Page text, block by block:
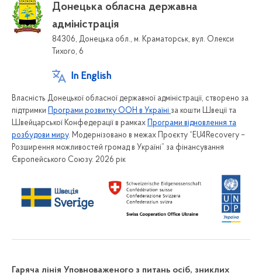
Донецька обласна державна
адміністрація
84306, Донецька обл., м. Краматорськ, вул. Олекси
Тихого, 6
In English
Власність Донецької обласної державної адміністрації, створено за
підтримки
Програми розвитку ООН в Україні за кошти Швеції та
Швейцарської Конфедерації в рамках
Програми відновлення та
розбудови миру. Модернізовано в межах Проєкту “EU4Recovery –
Розширення можливостей громад в Україні” за фінансування
Європейського Союзу. 2026 рік
Гаряча лінія Уповноваженого з питань осіб, зниклих